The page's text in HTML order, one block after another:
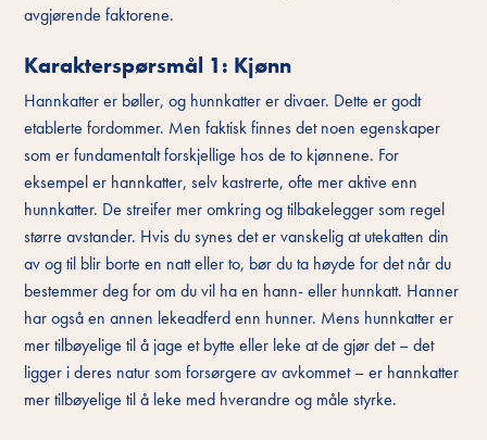
avgjørende faktorene.
Karakterspørsmål 1: Kjønn
Hannkatter er bøller, og hunnkatter er divaer. Dette er godt
etablerte fordommer. Men faktisk finnes det noen egenskaper
som er fundamentalt forskjellige hos de to kjønnene. For
eksempel er hannkatter, selv kastrerte, ofte mer aktive enn
hunnkatter. De streifer mer omkring og tilbakelegger som regel
større avstander. Hvis du synes det er vanskelig at utekatten din
av og til blir borte en natt eller to, bør du ta høyde for det når du
bestemmer deg for om du vil ha en hann- eller hunnkatt. Hanner
har også en annen lekeadferd enn hunner. Mens hunnkatter er
mer tilbøyelige til å jage et bytte eller leke at de gjør det – det
ligger i deres natur som forsørgere av avkommet – er hannkatter
mer tilbøyelige til å leke med hverandre og måle styrke.